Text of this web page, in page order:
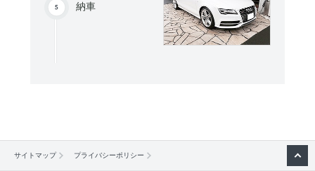
納車
サイトマップ プライバシーポリシー